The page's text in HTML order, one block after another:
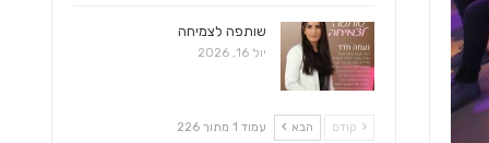
שותפה לצמיחה
יול 16, 2026
קודם הבא עמוד 1 מתוך 226